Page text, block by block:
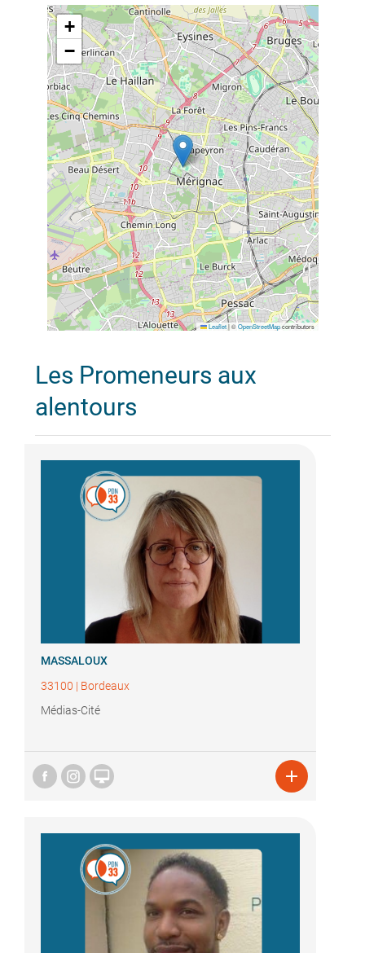
+
−
Leaflet |©OpenStreetMapcontributors
Les Promeneurs aux
alentours
MASSALOUX
33100 | Bordeaux
Médias-Cité
 